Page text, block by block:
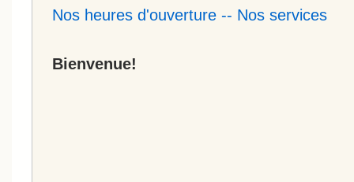
Nos heures d'ouverture -- Nos services
Bienvenue!